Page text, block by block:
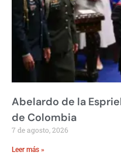
Abelardo de la
de Colombia
7 de agosto, 2026
Leer más »